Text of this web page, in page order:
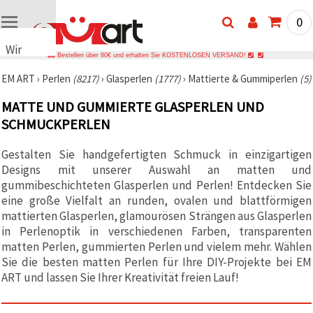
Wir
Cookies
verwenden
Cookies
und
Technologien,
um das
ordnungsgemäße
Funktionieren
der Website
sicherzustellen,
Ihr
Nutzungserlebnis
zu
verbessern
und, mit
Ihrer
den
0
Bestellen über 80€ und erhalten Sie KOSTENLOSEN VERSAND!
EM ART › Perlen (8217)› Glasperlen (1777)› Mattierte & Gummiperlen (5)
MATTE UND GUMMIERTE GLASPERLEN UND
SCHMUCKPERLEN
Gestalten Sie handgefertigten Schmuck in einzigartigen
Designs mit unserer Auswahl an matten und
gummibeschichteten Glasperlen und Perlen! Entdecken Sie
eine große Vielfalt an runden, ovalen und blattförmigen
mattierten Glasperlen, glamourösen Strängen aus Glasperlen
in Perlenoptik in verschiedenen Farben, transparenten
matten Perlen, gummierten Perlen und vielem mehr. Wählen
Sie die besten matten Perlen für Ihre DIY-Projekte bei EM
ART und lassen Sie Ihrer Kreativität freien Lauf!